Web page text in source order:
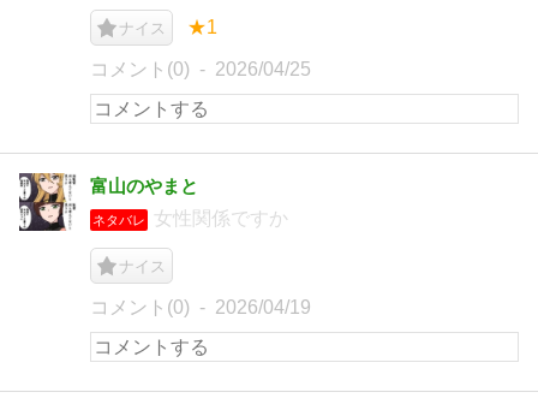
ナイス ★1
コメント(0) 2026/04/25
富山のやまと
ネタバレ 女性関係ですか
ナイス
コメント(0) 2026/04/19